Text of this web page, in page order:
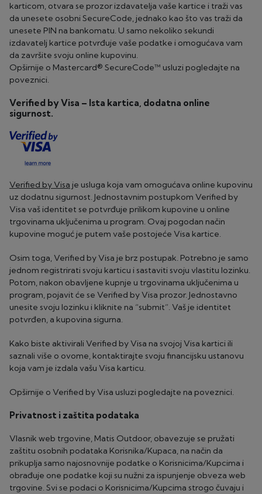
karticom, otvara se prozor izdavatelja vaše kartice i traži vas
da unesete osobni SecureCode, jednako kao što vas traži da
unesete PIN na bankomatu. U samo nekoliko sekundi
izdavatelj kartice potvrđuje vaše podatke i omogućava vam
da završite svoju online kupovinu.
Opširnije o Mastercard® SecureCode™ usluzi pogledajte na
poveznici.
Verified by Visa – Ista kartica, dodatna online
sigurnost.
Verified by Visa je usluga koja vam omogućava online kupovinu
uz dodatnu sigurnost. Jednostavnim postupkom Verified by
Visa vaš identitet se potvrđuje prilikom kupovine u online
trgovinama uključenima u program. Ovaj pogodan način
kupovine moguć je putem vaše postojeće Visa kartice.
Osim toga, Verified by Visa je brz postupak. Potrebno je samo
jednom registrirati svoju karticu i sastaviti svoju vlastitu lozinku.
Potom, nakon obavljene kupnje u trgovinama uključenima u
program, pojavit će se Verified by Visa prozor. Jednostavno
unesite svoju lozinku i kliknite na “submit”. Vaš je identitet
potvrđen, a kupovina sigurna.
Kako biste aktivirali Verified by Visa na svojoj Visa kartici ili
saznali više o ovome, kontaktirajte svoju financijsku ustanovu
koja vam je izdala vašu Visa karticu.
Opširnije o Verified by Visa usluzi pogledajte na poveznici.
Privatnost i zaštita podataka
Vlasnik web trgovine, Matis Outdoor, obavezuje se pružati
zaštitu osobnih podataka Korisnika/Kupaca, na način da
prikuplja samo najosnovnije podatke o Korisnicima/Kupcima i
obrađuje one podatke koji su nužni za ispunjenje obveza web
trgovine. Svi se podaci o Korisnicima/Kupcima strogo čuvaju i